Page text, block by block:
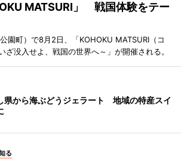
MATSURI」 戦国体験をテー
園町）で8月2日、「KOHOKU MATSURI（コ
ざ没入せよ、戦国の世界へ～」が開催される。
県から海ぶどうジェラート 地域の特産スイ
る